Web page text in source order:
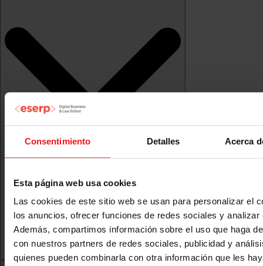
Consentimiento Detalles Acerca
Esta página web usa cookies
Las cookies de este sitio web se usan para personalizar el
los anuncios, ofrecer funciones de redes sociales y analizar
Además, compartimos información sobre el uso que haga
con nuestros partners de redes sociales, publicidad y
quienes pueden combinarla con otra información que les